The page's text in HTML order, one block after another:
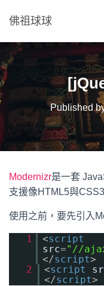
佛祖球球
Published
Modernizr是一套
支援像HTML5與
使用之前，要先引入
1 <script
src="//
</script>
2
<script
</script>